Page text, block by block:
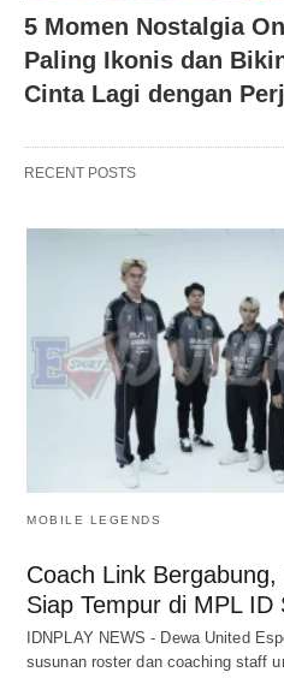
5 Momen Nostalgia
Paling Ikonis dan
Cinta Lagi dengan
RECENT POSTS
MOBILE LEGENDS
Coach Link
Siap Tempur di MPL ID
IDNPLAY NEWS - Dewa United
susunan roster dan coaching staff